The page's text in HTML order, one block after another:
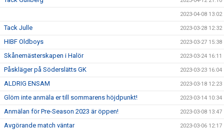
2023-04-08 13:02
Tack Julle 2023-03-28 12:32
HIBF Oldboys 2023-03-27 15:38
Skånemästerskapen i Halör 2023-03-24 16:11
Påskläger på Söderslätts GK 2023-03-23 16:04
ALDRIG ENSAM 2023-03-18 12:23
Glöm inte anmäla er till sommarens höjdpunkt! 2023-03-14 10:34
Anmälan för Pre-Season 2023 är öppen! 2023-03-08 13:47
Avgörande match väntar 2023-03-06 12:17